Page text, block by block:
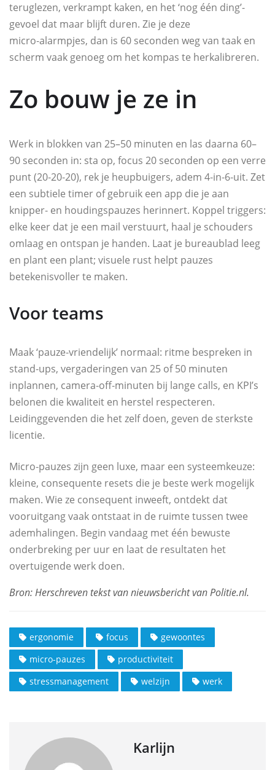
teruglezen, verkrampt kaken, en het ‘nog één ding’-
gevoel dat maar blijft duren. Zie je deze
micro‑alarmpjes, dan is 60 seconden weg van taak en
scherm vaak genoeg om het kompas te herkalibreren.
Zo bouw je ze in
Werk in blokken van 25–50 minuten en las daarna 60–
90 seconden in: sta op, focus 20 seconden op een verre
punt (20‑20‑20), rek je heupbuigers, adem 4‑in‑6‑uit. Zet
een subtiele timer of gebruik een app die je aan
knipper‑ en houdingspauzes herinnert. Koppel triggers:
elke keer dat je een mail verstuurt, haal je schouders
omlaag en ontspan je handen. Laat je bureaublad leeg
en plant een plant; visuele rust helpt pauzes
betekenisvoller te maken.
Voor teams
Maak ‘pauze‑vriendelijk’ normaal: ritme bespreken in
stand‑ups, vergaderingen van 25 of 50 minuten
inplannen, camera‑off‑minuten bij lange calls, en KPI’s
belonen die kwaliteit en herstel respecteren.
Leidinggevenden die het zelf doen, geven de sterkste
licentie.
Micro‑pauzes zijn geen luxe, maar een systeemkeuze:
kleine, consequente resets die je beste werk mogelijk
maken. Wie ze consequent inweeft, ontdekt dat
vooruitgang vaak ontstaat in de ruimte tussen twee
ademhalingen. Begin vandaag met één bewuste
onderbreking per uur en laat de resultaten het
overtuigende werk doen.
ergonomie focus
gewoontes
micro-pauzes
productiviteit
stressmanagement
welzijn werk
Karlijn